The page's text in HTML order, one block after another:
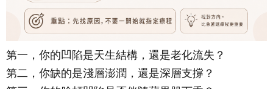
第一，你的凹陷是天生結構，還是老化流失？
第二，你缺的是淺層澎潤，還是深層支撐？